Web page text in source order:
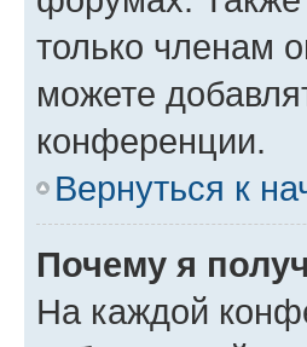
только членам
можете
конференции.
Вернуться к
Почему я
На каждой